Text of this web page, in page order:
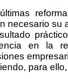
necesario su
en la
para